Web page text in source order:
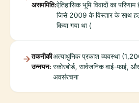
असममिति:ऐतिहासिक भूमि विवादों का परिणाम
जिसे 2009 के विस्तार के साथ
किया गया था (
तकनीकी
उन्नयन:
अत्याधुनिक प्रकाश व्यवस्था
स्कोरबोर्ड, सार्वजनिक वाई-फाई,
अवसंरचना